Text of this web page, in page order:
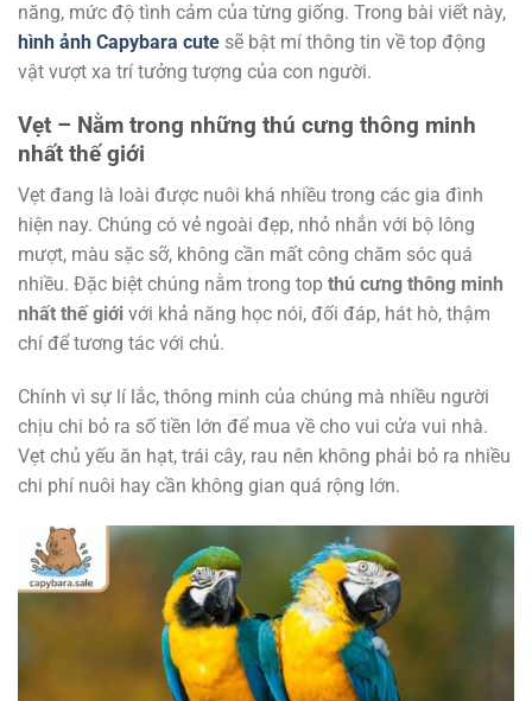
năng, mức độ tình cảm của từng giống. Trong bài viết này,
hình ảnh Capybara cute sẽ bật mí thông tin về top động
vật vượt xa trí tưởng tượng của con người.
Vẹt – Nằm trong những thú cưng thông minh
nhất thế giới
Vẹt đang là loài được nuôi khá nhiều trong các gia đình
hiện nay. Chúng có vẻ ngoài đẹp, nhỏ nhắn với bộ lông
mượt, màu sặc sỡ, không cần mất công chăm sóc quá
nhiều. Đặc biệt chúng nằm trong top thú cưng thông minh
nhất thế giới với khả năng học nói, đối đáp, hát hò, thậm
chí để tương tác với chủ.
Chính vì sự lí lắc, thông minh của chúng mà nhiều người
chịu chi bỏ ra số tiền lớn để mua về cho vui cửa vui nhà.
Vẹt chủ yếu ăn hạt, trái cây, rau nên không phải bỏ ra nhiều
chi phí nuôi hay cần không gian quá rộng lớn.